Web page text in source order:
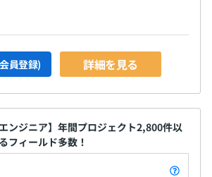
員登録) 詳細を見る
ンジニア】年間プロジェクト2,800件以
フィールド多数！